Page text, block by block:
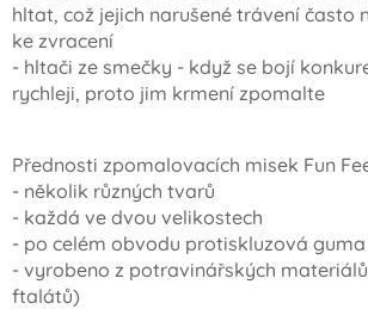
hltat, což jejich narušené trávení často
ke zvracení
- hltači ze smečky - když se bojí
rychleji, proto jim krmení zpomalte
Přednosti zpomalovacích misek Fun
- několik různých tvarů
- každá ve dvou velikostech
- po celém obvodu protiskluzová guma
- vyrobeno z potravinářských materiálů
ftalátů)